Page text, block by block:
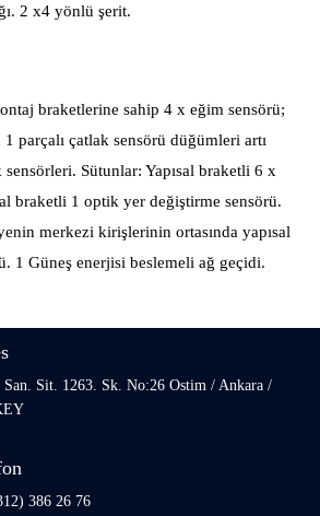
2 x4 yönlü şerit.
braketlerine sahip 4 x eğim sensörü;
parçalı çatlak sensörü düğümleri artı
Sütunlar: Yapısal braketli 6 x
braketli 1 optik yer değiştirme sensörü.
merkezi kirişlerinin ortasında yapısal
1 Güneş enerjisi beslemeli ağ geçidi.
San. Sit. 1263. Sk. No:26 Ostim / Ankara /
386 26 76